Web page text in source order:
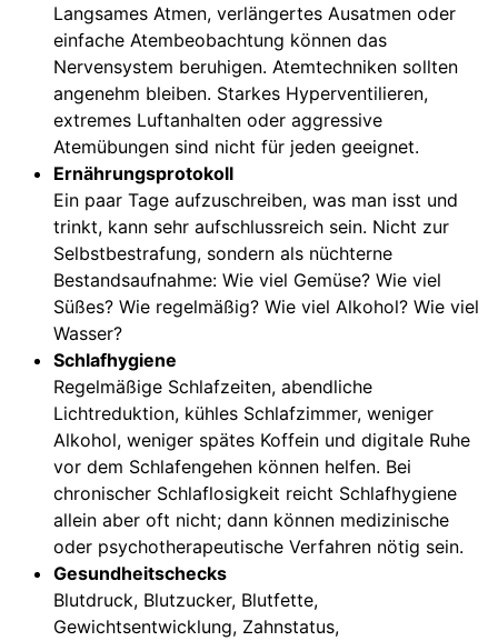
Langsames Atmen, verlängertes Ausatmen oder
einfache Atembeobachtung können das
Nervensystem beruhigen. Atemtechniken sollten
angenehm bleiben. Starkes Hyperventilieren,
extremes Luftanhalten oder aggressive
Atemübungen sind nicht für jeden geeignet.
Ernährungsprotokoll
Ein paar Tage aufzuschreiben, was man isst und
trinkt, kann sehr aufschlussreich sein. Nicht zur
Selbstbestrafung, sondern als nüchterne
Bestandsaufnahme: Wie viel Gemüse? Wie viel
Süßes? Wie regelmäßig? Wie viel Alkohol? Wie viel
Wasser?
Schlafhygiene
Regelmäßige Schlafzeiten, abendliche
Lichtreduktion, kühles Schlafzimmer, weniger
Alkohol, weniger spätes Koffein und digitale Ruhe
vor dem Schlafengehen können helfen. Bei
chronischer Schlaflosigkeit reicht Schlafhygiene
allein aber oft nicht; dann können medizinische
oder psychotherapeutische Verfahren nötig sein.
Gesundheitschecks
Blutdruck, Blutzucker, Blutfette,
Gewichtsentwicklung, Zahnstatus,